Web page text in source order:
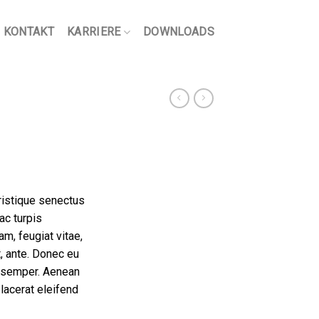
KONTAKT KARRIERE DOWNLOADS
senectus
turpis
feugiat vitae,
Donec eu
Aenean
eleifend